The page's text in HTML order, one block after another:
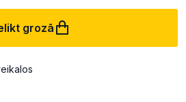
grozā